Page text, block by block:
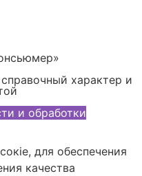
характер и
и обработки
для обеспечения
качества